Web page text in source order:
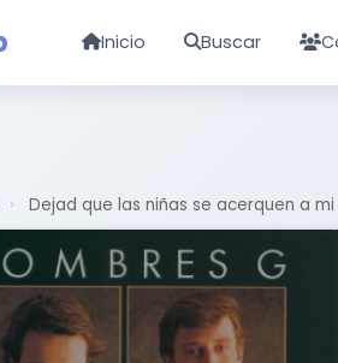
Inicio Buscar
› Dejad que las niñas se acerquen a mi